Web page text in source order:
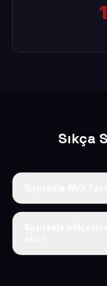
Sıkça
Tek fiyat uygulanır: